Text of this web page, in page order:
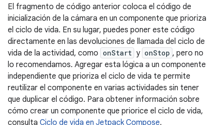
El fragmento de código anterior coloca el código de
inicialización de la cámara en un componente que prioriza
el ciclo de vida. En su lugar, puedes poner este código
directamente en las devoluciones de llamada del ciclo de
vida de la actividad, como onStart y onStop , pero no
lo recomendamos. Agregar esta lógica a un componente
independiente que prioriza el ciclo de vida te permite
reutilizar el componente en varias actividades sin tener
que duplicar el código. Para obtener información sobre
cómo crear un componente que priorice el ciclo de vida,
consulta Ciclo de vida en Jetpack Compose.